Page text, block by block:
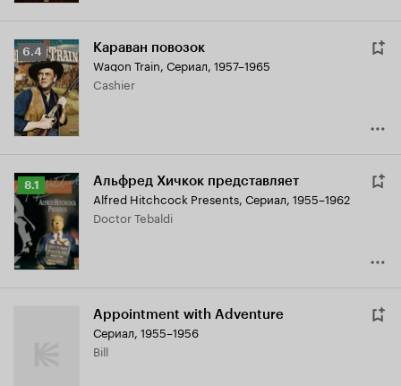
Рейтинг
Кинопоиска
6.4
6.4 Караван повозок
Wagon Train, Сериал, 1957–1965
Cashier
Рейтинг
Кинопоиска
8.1
8.1 Альфред Хичкок представляет
Alfred Hitchcock Presents, Сериал, 1955–1962
Doctor Tebaldi
Appointment with Adventure
Сериал, 1955–1956
Bill